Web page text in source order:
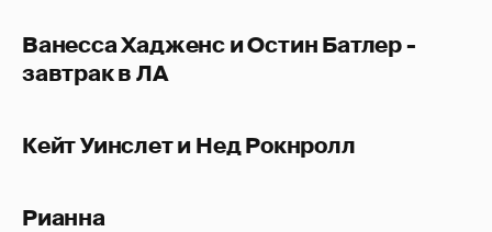
Ванесса Хадженс и Остин Батлер -
завтрак в ЛА
Кейт Уинслет и Нед Рокнролл
Рианна